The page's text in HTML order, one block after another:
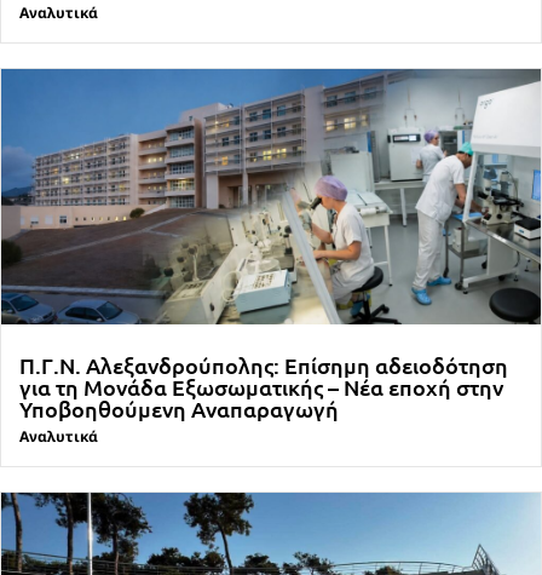
Αναλυτικά
Π.Γ.Ν. Αλεξανδρούπολης: Επίσημη αδειοδότηση
για τη Μονάδα Εξωσωματικής – Νέα εποχή στην
Υποβοηθούμενη Αναπαραγωγή
Αναλυτικά